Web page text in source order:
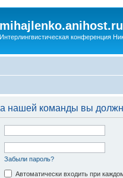
mihajlenko.anihost.ru
Интерлингвистическая конференция
нашей команды вы
Забыли пароль?
Автоматически входить при